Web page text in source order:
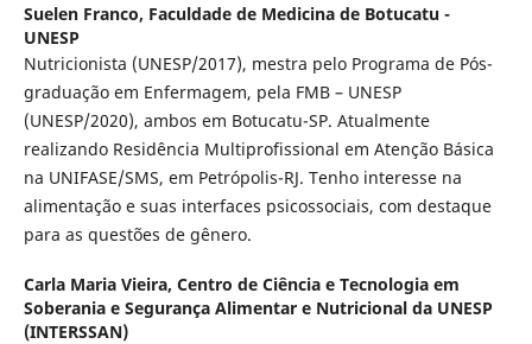
Suelen Franco, Faculdade de Medicina de Botucatu -
UNESP
Nutricionista (UNESP/2017), mestra pelo Programa de Pós-
graduação em Enfermagem, pela FMB – UNESP
(UNESP/2020), ambos em Botucatu-SP. Atualmente
realizando Residência Multiprofissional em Atenção Básica
na UNIFASE/SMS, em Petrópolis-RJ. Tenho interesse na
alimentação e suas interfaces psicossociais, com destaque
para as questões de gênero.
Carla Maria Vieira, Centro de Ciência e Tecnologia em
Soberania e Segurança Alimentar e Nutricional da UNESP
(INTERSSAN)